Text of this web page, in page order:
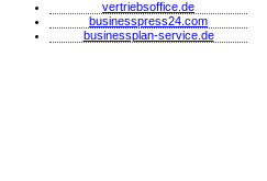
vertriebsoffice.de
businesspress24.com
businessplan-service.de